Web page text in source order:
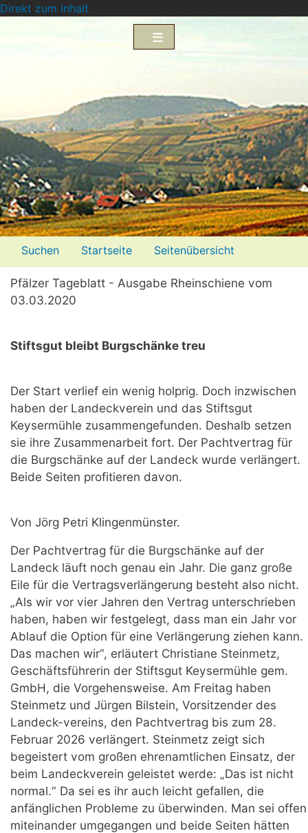
Direkt zum Inhalt
Menü2
Suchen Startseite
Seitenübersicht
Impressum
Datenschutzerklärung
Pfälzer Tageblatt - Ausgabe Rheinschiene vom
03.03.2020
Stiftsgut bleibt Burgschänke treu
Der Start verlief ein wenig holprig. Doch inzwischen
haben der Landeckverein und das Stiftsgut
Keysermühle zusammengefunden. Deshalb setzen
sie ihre Zusammenarbeit fort. Der Pachtvertrag für
die Burgschänke auf der Landeck wurde verlängert.
Beide Seiten profitieren davon.
Von Jörg Petri Klingenmünster.
Der Pachtvertrag für die Burgschänke auf der
Landeck läuft noch genau ein Jahr. Die ganz große
Eile für die Vertragsverlängerung besteht also nicht.
„Als wir vor vier Jahren den Vertrag unterschrieben
haben, haben wir festgelegt, dass man ein Jahr vor
Ablauf die Option für eine Verlängerung ziehen kann.
Das machen wir“, erläutert Christiane Steinmetz,
Geschäftsführerin der Stiftsgut Keysermühle gem.
GmbH, die Vorgehensweise. Am Freitag haben
Steinmetz und Jürgen Bilstein, Vorsitzender des
Landeck-vereins, den Pachtvertrag bis zum 28.
Februar 2026 verlängert. Steinmetz zeigt sich
begeistert vom großen ehrenamtlichen Einsatz, der
beim Landeckverein geleistet werde: „Das ist nicht
normal.“ Da sei es ihr auch leicht gefallen, die
anfänglichen Probleme zu überwinden. Man sei offen
miteinander umgegangen und beide Seiten hätten